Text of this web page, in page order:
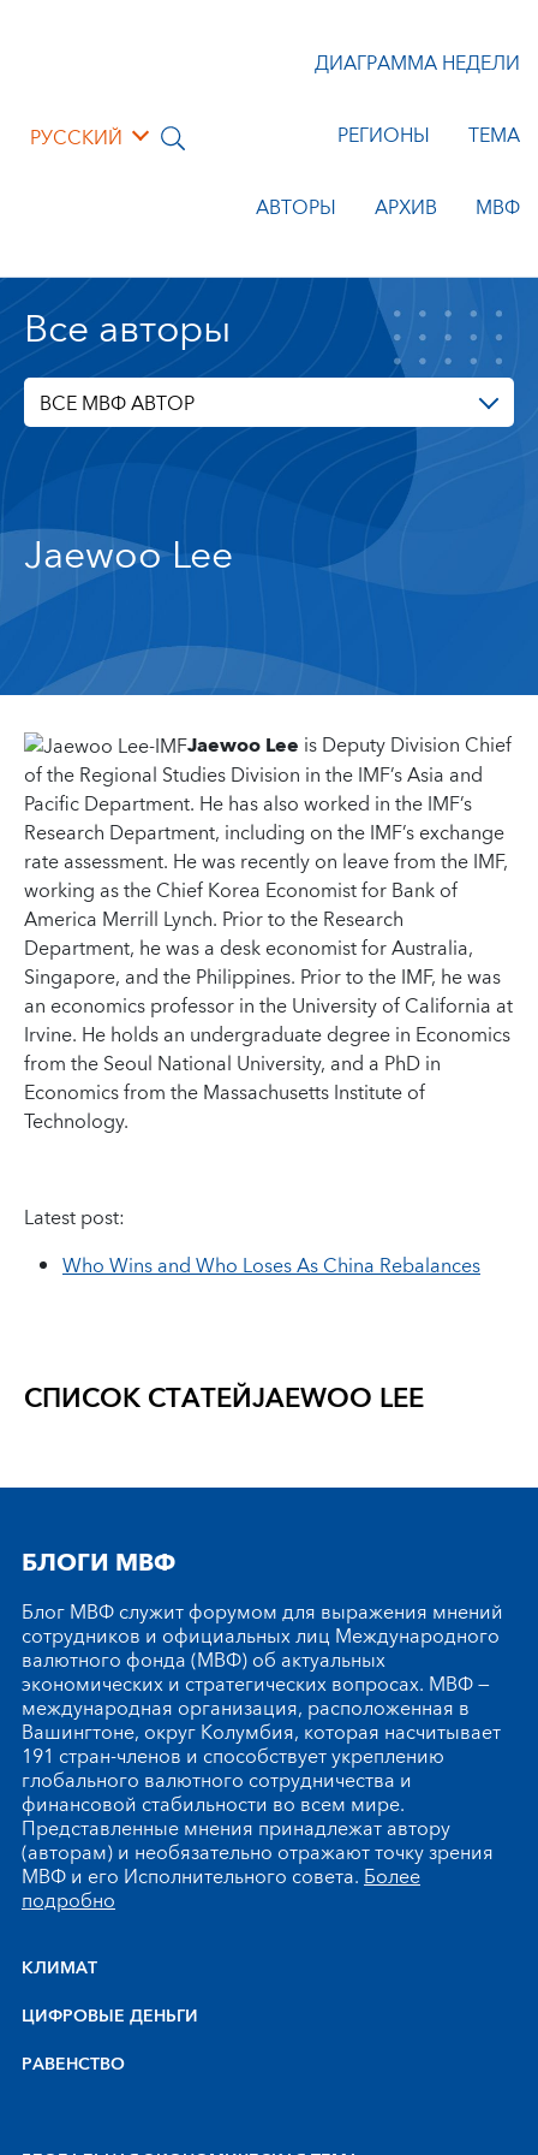
РУССКИЙ
ДИАГРАММА НЕДЕЛИ
РЕГИОНЫ ТЕМА
АВТОРЫ АРХИВ МВФ
Все авторы
ВСЕ МВФ АВТОР
Jaewoo Lee
Jaewoo Lee is Deputy Division Chief
of the Regional Studies Division in the IMF’s Asia and
Pacific Department. He has also worked in the IMF’s
Research Department, including on the IMF’s exchange
rate assessment. He was recently on leave from the IMF,
working as the Chief Korea Economist for Bank of
America Merrill Lynch. Prior to the Research
Department, he was a desk economist for Australia,
Singapore, and the Philippines. Prior to the IMF, he was
an economics professor in the University of California at
Irvine. He holds an undergraduate degree in Economics
from the Seoul National University, and a PhD in
Economics from the Massachusetts Institute of
Technology.
Latest post:
Who Wins and Who Loses As China Rebalances
СПИСОК СТАТЕЙJAEWOO LEE
БЛОГИ МВФ
Блог МВФ служит форумом для выражения мнений
сотрудников и официальных лиц Международного
валютного фонда (МВФ) об актуальных
экономических и стратегических вопросах. МВФ —
международная организация, расположенная в
Вашингтоне, округ Колумбия, которая насчитывает
191 стран-членов и способствует укреплению
глобального валютного сотрудничества и
финансовой стабильности во всем мире.
Представленные мнения принадлежат автору
(авторам) и необязательно отражают точку зрения
МВФ и его Исполнительного совета.Более
подробно
КЛИМАТ
ЦИФРОВЫЕ ДЕНЬГИ
РАВЕНСТВО